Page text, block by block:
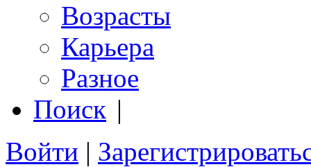
Возрасты
Карьера
Разное
Поиск |
Войти |